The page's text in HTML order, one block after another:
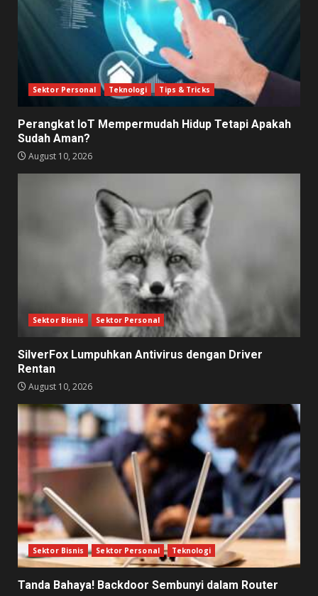
Sektor Personal Teknologi Tips & Tricks
Perangkat IoT Mempermudah Hidup Tetapi Apakah
Sudah Aman?
August 10, 2026
Sektor Bisnis Sektor Personal
SilverFox Lumpuhkan Antivirus dengan Driver
Rentan
August 10, 2026
Sektor Bisnis Sektor Personal Teknologi
Tanda Bahaya! Backdoor Sembunyi dalam Router